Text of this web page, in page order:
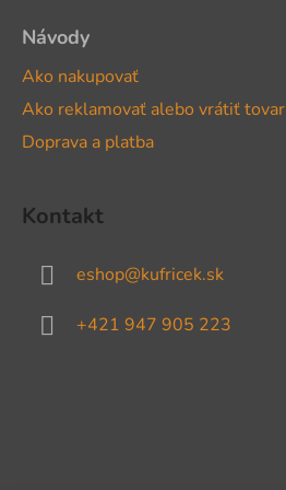
Návody
Ako nakupovať
Ako reklamovať alebo vrátiť tovar
Doprava a platba
Kontakt
eshop@kufricek.sk
+421 947 905 223